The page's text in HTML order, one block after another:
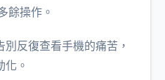
餘操作。
反復查看手機的痛苦，
。